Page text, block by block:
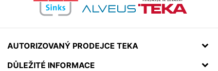
AUTORIZOVANÝ PRODEJCE TEKA
DŮLEŽITÉ INFORMACE